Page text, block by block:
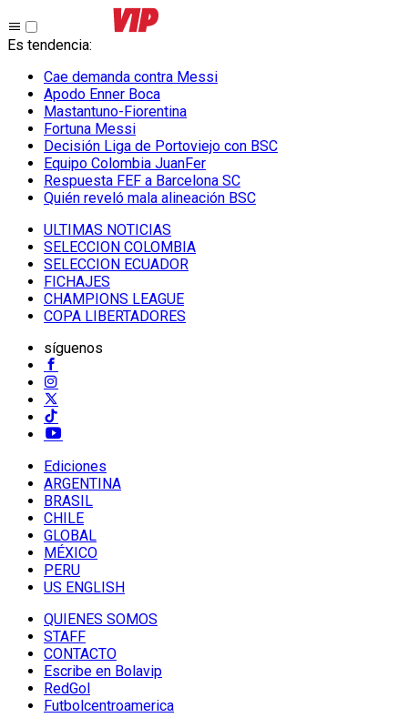
Es tendencia:
Cae demanda contra Messi
Apodo Enner Boca
Mastantuno-Fiorentina
Fortuna Messi
Decisión Liga de Portoviejo con BSC
Equipo Colombia JuanFer
Respuesta FEF a Barcelona SC
Quién reveló mala alineación BSC
ULTIMAS NOTICIAS
SELECCION COLOMBIA
SELECCION ECUADOR
FICHAJES
CHAMPIONS LEAGUE
COPA LIBERTADORES
síguenos
Ediciones
ARGENTINA
BRASIL
CHILE
GLOBAL
MÉXICO
PERU
US ENGLISH
QUIENES SOMOS
STAFF
CONTACTO
Escribe en Bolavip
RedGol
Futbolcentroamerica